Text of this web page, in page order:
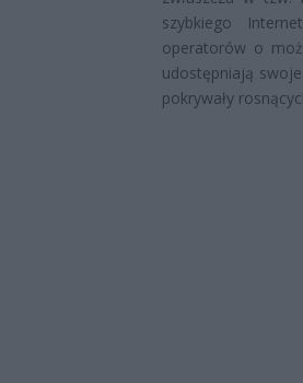
szybkiego
operatorów o
udostępniają
pokrywały